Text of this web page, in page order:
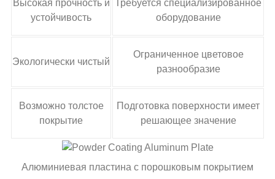
Высокая прочность и
устойчивость
Требуется специализированное
оборудование
Экологически чистый
Ограниченное цветовое
разнообразие
Возможно толстое
покрытие
Подготовка поверхности имеет
решающее значение
Алюминиевая пластина с порошковым покрытием